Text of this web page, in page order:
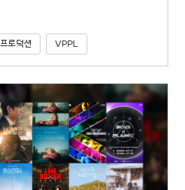
로덕션 VPPL